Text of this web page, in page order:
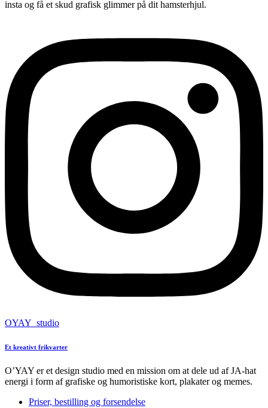
insta og få et skud grafisk glimmer på dit hamsterhjul.
OYAY_studio
Et kreativt frikvarter
O’YAY er et design studio med en mission om at dele ud af JA-hat
energi i form af grafiske og humoristiske kort, plakater og memes.
Priser, bestilling og forsendelse